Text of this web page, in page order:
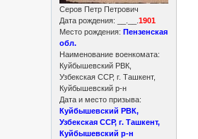
Серов Петр Петрович
Дата рождения: __.__.1901
Место рождения:Пензенская
обл.
Наименование военкомата:
Куйбышевский РВК,
Узбекская ССР, г. Ташкент,
Куйбышевский р-н
Дата и место призыва:
Куйбышевский РВК,
Узбекская ССР, г. Ташкент,
Куйбышевский р-н